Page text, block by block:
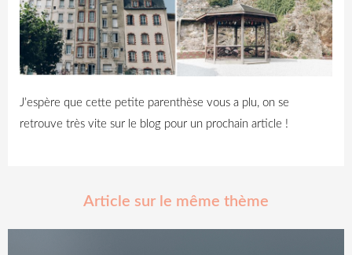
J’espère que cette petite parenthèse vous a plu, on se
retrouve très vite sur le blog pour un prochain article !
Article sur le même thème